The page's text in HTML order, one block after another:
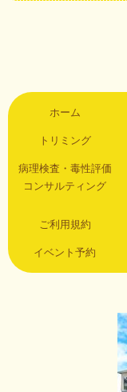
ホーム
トリミング
病理検査・毒性評価
コンサルティング
ご利用規約
イベント予約